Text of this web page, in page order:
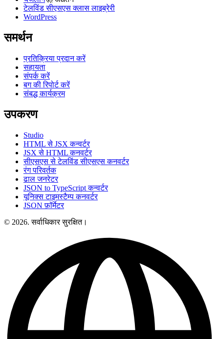
टेलविंड सीएसएस क्लास लाइब्रेरी
WordPress
समर्थन
प्रतिक्रिया प्रदान करें
सहायता
संपर्क करें
बग की रिपोर्ट करें
संबद्ध कार्यक्रम
उपकरण
Studio
HTML से JSX कन्वर्टर
JSX से HTML कनवर्टर
सीएसएस से टेलविंड सीएसएस कनवर्टर
रंग परिवर्तक
ढाल जनरेटर
JSON to TypeScript कन्वर्टर
यूनिक्स टाइमस्टैम्प कनवर्टर
JSON फ़ॉर्मेटर
© 2026. सर्वाधिकार सुरक्षित।